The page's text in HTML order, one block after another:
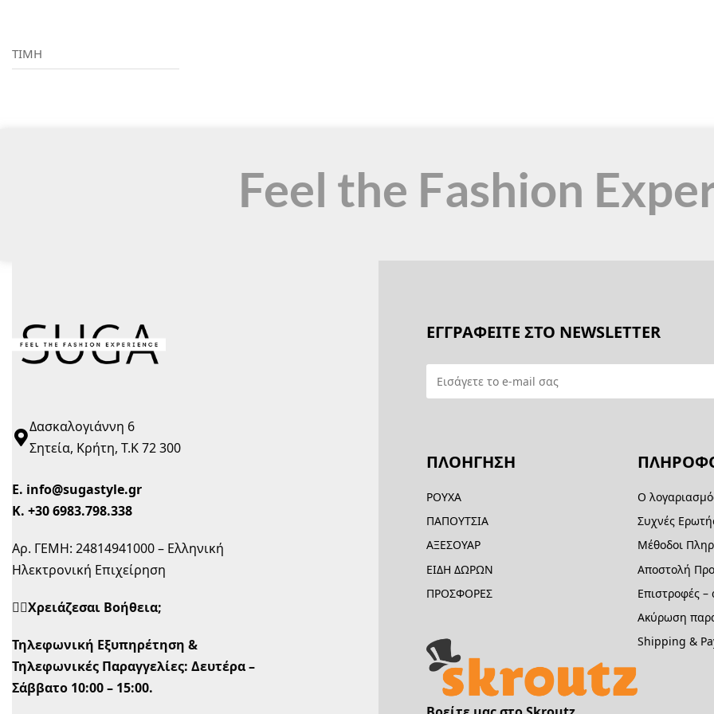
ΤΙΜΗ
Feel the Fashion
Δασκαλογιάννη 6
Σητεία, Κρήτη, Τ.Κ 72 300
Ε. info@sugastyle.gr
Κ. +30 6983.798.338
Αρ. ΓΕΜΗ: 24814941000 – Ελληνική
Ηλεκτρονική Επιχείρηση
🙋‍♀️Χρειάζεσαι Βοήθεια;
Τηλεφωνική Εξυπηρέτηση &
Τηλεφωνικές Παραγγελίες: Δευτέρα –
Σάββατο 10:00 – 15:00.
ΕΓΓΡΑΦΕΙΤΕ ΣΤΟ NEWSLETTER
ΠΛΟΗΓΗΣΗ
ΡΟΥΧΑ
ΠΑΠΟΥΤΣΙΑ
ΑΞΕΣΟΥΑΡ
ΕΙΔΗ ΔΩΡΩΝ
ΠΡΟΣΦΟΡΕΣ
Ο
Συχνές
Μέθοδοι
Αποστολή
Επιστροφές –
Ακύρωση
Shipping &